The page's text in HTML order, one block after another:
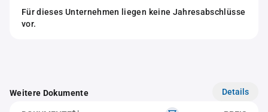
Für dieses Unternehmen liegen keine Jahresabschlüsse
vor.
Weitere Dokumente Details